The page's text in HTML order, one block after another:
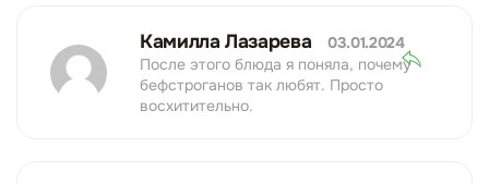
Камилла Лазарева
03.01.2024
После этого блюда я поняла, почему
бефстроганов так любят. Просто
восхитительно.